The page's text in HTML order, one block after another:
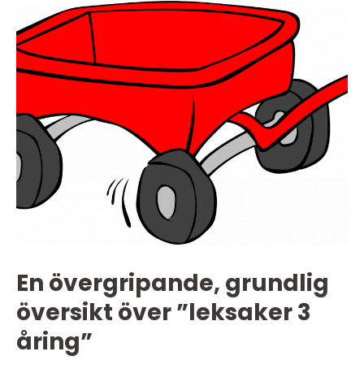
En övergripande, grundlig
översikt över ”leksaker 3
åring”